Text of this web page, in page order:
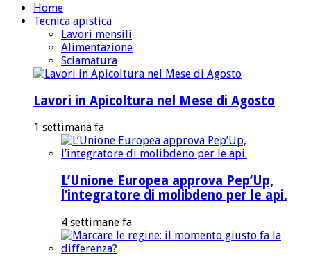
Home
Tecnica apistica
Lavori mensili
Alimentazione
Sciamatura
Lavori in Apicoltura nel Mese di Agosto
1 settimana fa
L’Unione Europea approva Pep’Up,
l’integratore di molibdeno per le api.
4 settimane fa